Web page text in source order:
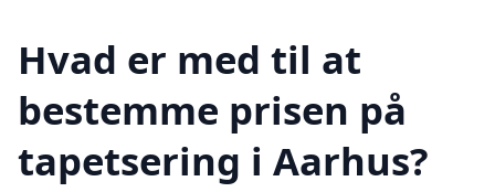
Hvad er med til at
bestemme prisen på
tapetsering i Aarhus?